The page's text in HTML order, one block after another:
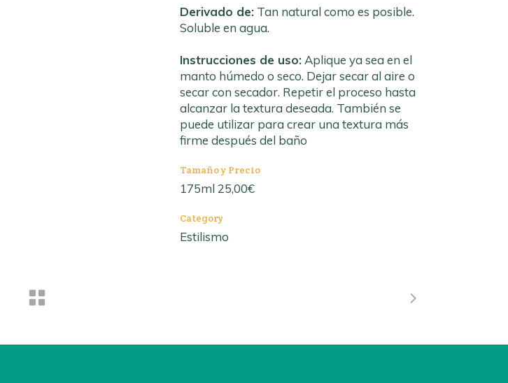
Derivado de: Tan natural como es posible.
Soluble en agua.
Instrucciones de uso: Aplique ya sea en el
manto húmedo o seco. Dejar secar al aire o
secar con secador. Repetir el proceso hasta
alcanzar la textura deseada. También se
puede utilizar para crear una textura más
firme después del baño
Tamaño y Precio
175ml 25,00€
Category
Estilismo